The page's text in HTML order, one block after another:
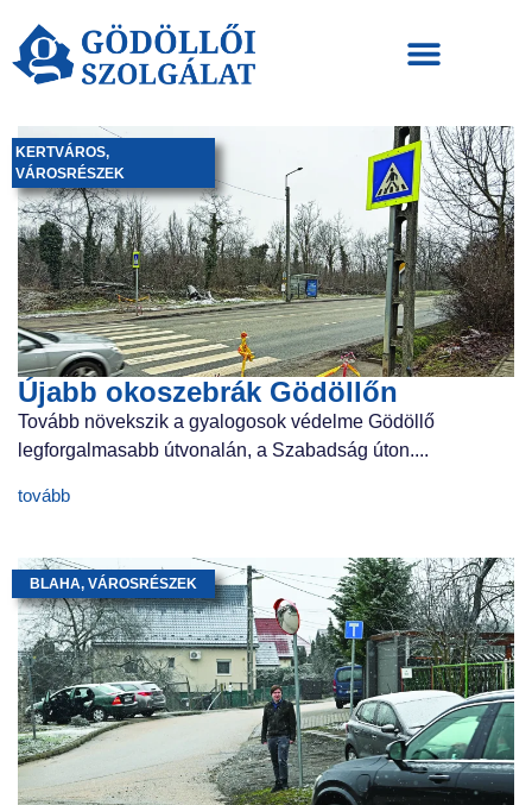
KERTVÁROS,
VÁROSRÉSZEK
Újabb okoszebrák Gödöllőn
Tovább növekszik a gyalogosok védelme Gödöllő
legforgalmasabb útvonalán, a Szabadság úton....
tovább
BLAHA,VÁROSRÉSZEK